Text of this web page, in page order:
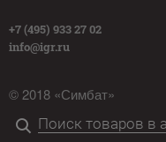
+7 (495) 933 27 02
info@igr.ru
© 2018 «Симбат»